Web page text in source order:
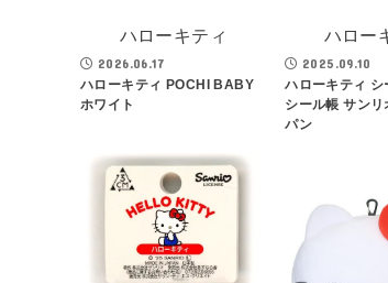
ハローキティ
2026.06.17
ハローキティ POCHI BABY
ホワイト
ハロー
2025.09.10
ハローキティ シ
シール帳 サンリ
パン